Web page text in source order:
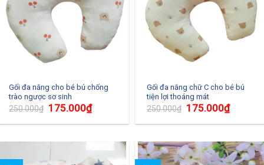
Gối đa năng cho bé bú chống
trào ngược sơ sinh
250.000₫ 175.000₫
Gối đa năng chữ C cho bé bú
tiện lợi thoáng mát
250.000₫ 175.000₫